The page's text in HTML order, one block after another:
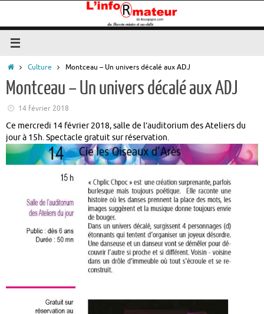
contenu
Accueil
Culture Montceau – Un univers décalé aux ADJ
Montceau – Un univers décalé aux ADJ
14 février 2018
Ce mercredi 14 février 2018, salle de l’auditorium des Ateliers du
jour à 15h. Spectacle gratuit sur réservation.